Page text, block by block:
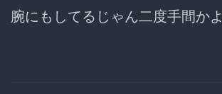
腕にもしてるじゃん二度手間かよ